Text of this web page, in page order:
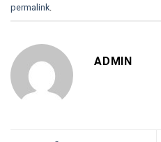
permalink.
ADMIN